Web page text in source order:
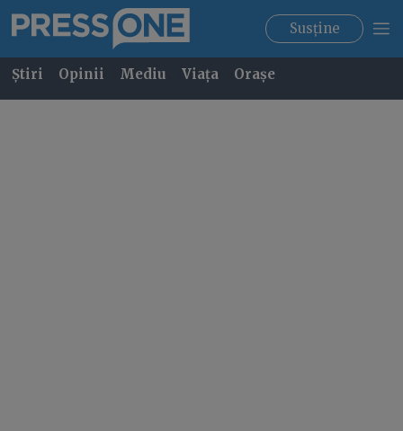
Susține
Știri Opinii Mediu Viața Orașe